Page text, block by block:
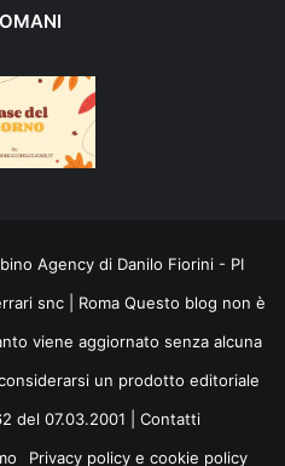
Agency di Danilo Fiorini - PI
snc | Roma Questo blog non è
viene aggiornato senza alcuna
un prodotto editoriale
del 07.03.2001 | Contatti
Privacy policy e cookie policy